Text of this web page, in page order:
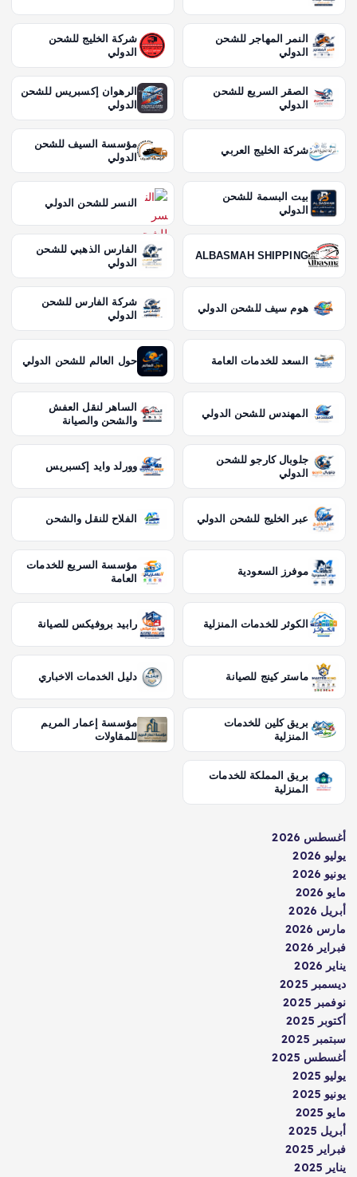
النمر المهاجر للشحن
الدولي
شركة الخليج للشحن
الدولي
الصقر السريع للشحن
الدولي
الرهوان إكسبريس للشحن
الدولي
شركة الخليج العربي
مؤسسة السيف للشحن
الدولي
بيت البسمة للشحن
الدولي
النسر للشحن الدولي
ALBASMAH SHIPPING
الفارس الذهبي للشحن
الدولي
هوم سيف للشحن الدولي
شركة الفارس للشحن
الدولي
السعد للخدمات العامة حول العالم للشحن الدولي
المهندس للشحن الدولي
الساهر لنقل العفش
والشحن والصيانة
جلوبال كارجو للشحن
الدولي
وورلد وايد إكسبريس
عبر الخليج للشحن الدولي الفلاح للنقل والشحن
موفرز السعودية
مؤسسة السريع للخدمات
العامة
الكوثر للخدمات المنزلية رابيد بروفيكس للصيانة
ماستر كينج للصيانة دليل الخدمات الاخباري
بريق كلين للخدمات
المنزلية
مؤسسة إعمار المريم
للمقاولات
بريق المملكة للخدمات
المنزلية
أغسطس 2026
يوليو 2026
يونيو 2026
مايو 2026
أبريل 2026
مارس 2026
فبراير 2026
يناير 2026
ديسمبر 2025
نوفمبر 2025
أكتوبر 2025
سبتمبر 2025
أغسطس 2025
يوليو 2025
يونيو 2025
مايو 2025
أبريل 2025
فبراير 2025
يناير 2025